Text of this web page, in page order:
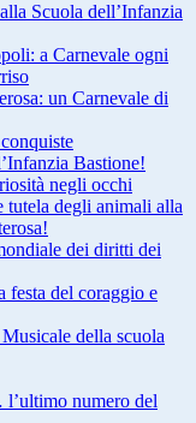
Scuola dell’Infanzia
a Carnevale ogni
un Carnevale di
Bastione!
negli occhi
tutela degli animali alla
dei diritti dei
festa del coraggio e
della scuola
numero del